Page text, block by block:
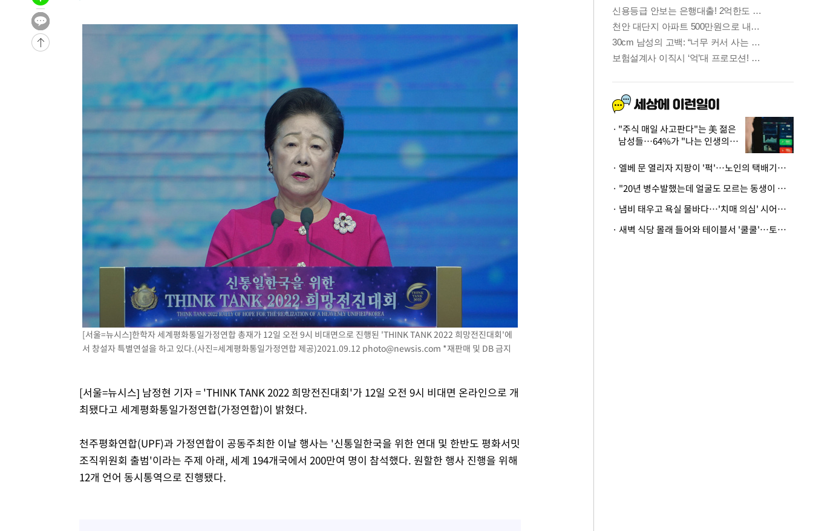
[서울=뉴시스]한학자 세계평화통일가정연합 총재가 12일 오전 9시 비대면으로 진행된 'THINK TANK 2022 희망전진대회'에
서 창설자 특별연설을 하고 있다.(사진=세계평화통일가정연합 제공)2021.09.12 photo@newsis.com *재판매 및 DB 금지
[서울=뉴시스] 남정현 기자 = 'THINK TANK 2022 희망전진대회'가 12일 오전 9시 비대면 온라인으로 개
최됐다고 세계평화통일가정연합(가정연합)이 밝혔다.
천주평화연합(UPF)과 가정연합이 공동주최한 이날 행사는 '신통일한국을 위한 연대 및 한반도 평화서밋
조직위원회 출범'이라는 주제 아래, 세계 194개국에서 200만여 명이 참석했다. 원할한 행사 진행을 위해
12개 언어 동시통역으로 진행됐다.
"주식 매일 사고판다"는 美 젊은
남성들…64%가 "나는 인생의
· 엘베 문 열리자 지팡이 '퍽'…노인의 택배기사 폭행 이유
· "20년 병수발했는데 얼굴도 모르는 동생이 유산 절반을"…배다른 형제 상속권 있을까
· 냄비 태우고 욕실 물바다…'치매 의심' 시어머니 검사 권유했다가 '날벼락'
· 새벽 식당 몰래 들어와 테이블서 '쿨쿨'…토사물 남기고 사라진 남성